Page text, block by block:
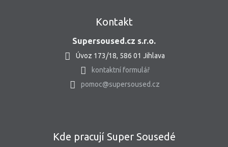
Kontakt
Supersoused.cz s.r.o.
Úvoz 173/18, 586 01 Jihlava
kontaktní formulář
pomoc@supersoused.cz
Kde pracují Super Sousedé